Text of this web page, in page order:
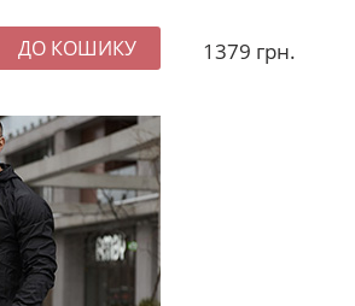
1379 грн.